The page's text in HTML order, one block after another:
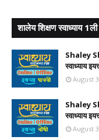
शालेय शिक्षण स्वाध्याय
Shaley
स्वाध्याय
August
Shaley
स्वाध्याय
August